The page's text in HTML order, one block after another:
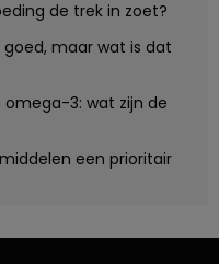
de trek in zoet?
maar wat is dat
3: wat zijn de
een prioritair